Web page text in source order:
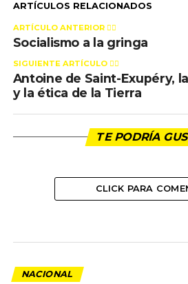
ARTÍCULOS RELACIONADOS
ARTÍCULO ANTERIOR 👉🏻
Socialismo a la gringa
SIGUIENTE ARTÍCULO 👈🏻
Antoine de Saint-Exupéry,
y la ética de la Tierra
TE PODRÍA
CLICK PARA
NACIONAL